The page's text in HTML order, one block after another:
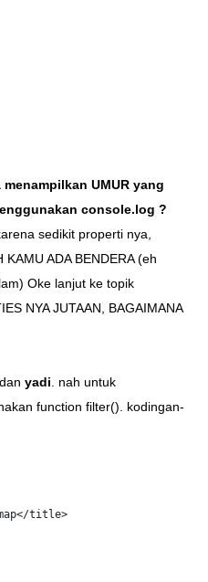
UMUR yang
console.log ?
sedikit properti nya,
KAMU ADA BENDERA (eh
Oke lanjut ke topik
NYA JUTAAN, BAGAIMANA
dan yadi . nah untuk
function filter(). kodingan-
title>